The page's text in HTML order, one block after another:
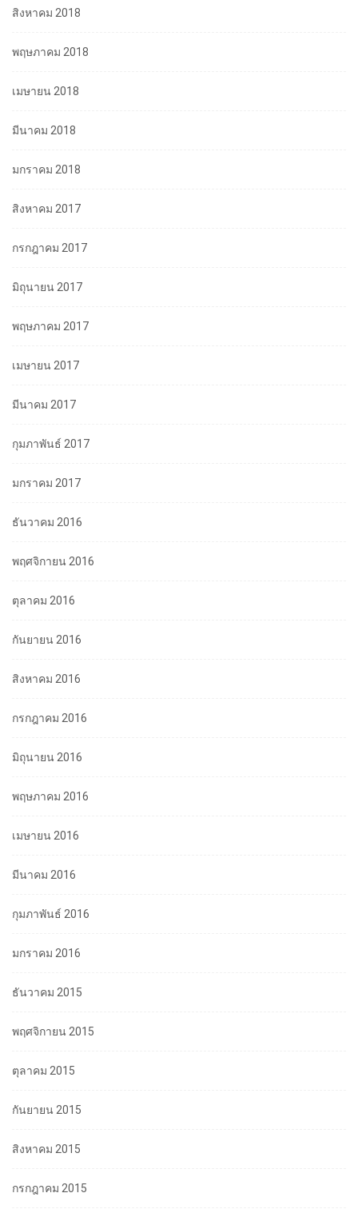
สิงหาคม 2018
พฤษภาคม 2018
เมษายน 2018
มีนาคม 2018
มกราคม 2018
สิงหาคม 2017
กรกฎาคม 2017
มิถุนายน 2017
พฤษภาคม 2017
เมษายน 2017
มีนาคม 2017
กุมภาพันธ์ 2017
มกราคม 2017
ธันวาคม 2016
พฤศจิกายน 2016
ตุลาคม 2016
กันยายน 2016
สิงหาคม 2016
กรกฎาคม 2016
มิถุนายน 2016
พฤษภาคม 2016
เมษายน 2016
มีนาคม 2016
กุมภาพันธ์ 2016
มกราคม 2016
ธันวาคม 2015
พฤศจิกายน 2015
ตุลาคม 2015
กันยายน 2015
สิงหาคม 2015
กรกฎาคม 2015